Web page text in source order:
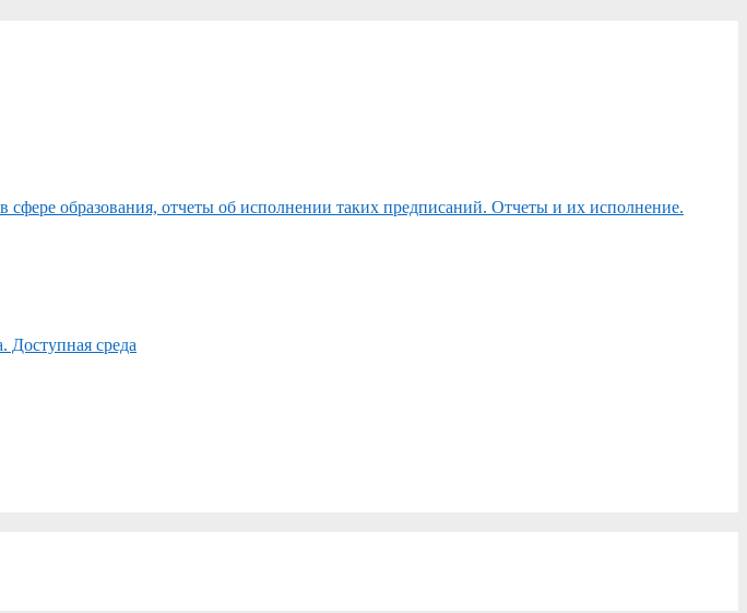
образования, отчеты об исполнении таких предписаний. Отчеты и их исполнение.
Доступная среда